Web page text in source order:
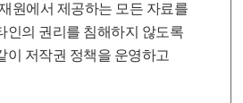
원에서 제공하는 모든 자료를
인의 권리를 침해하지 않도록
이 저작권 정책을 운영하고